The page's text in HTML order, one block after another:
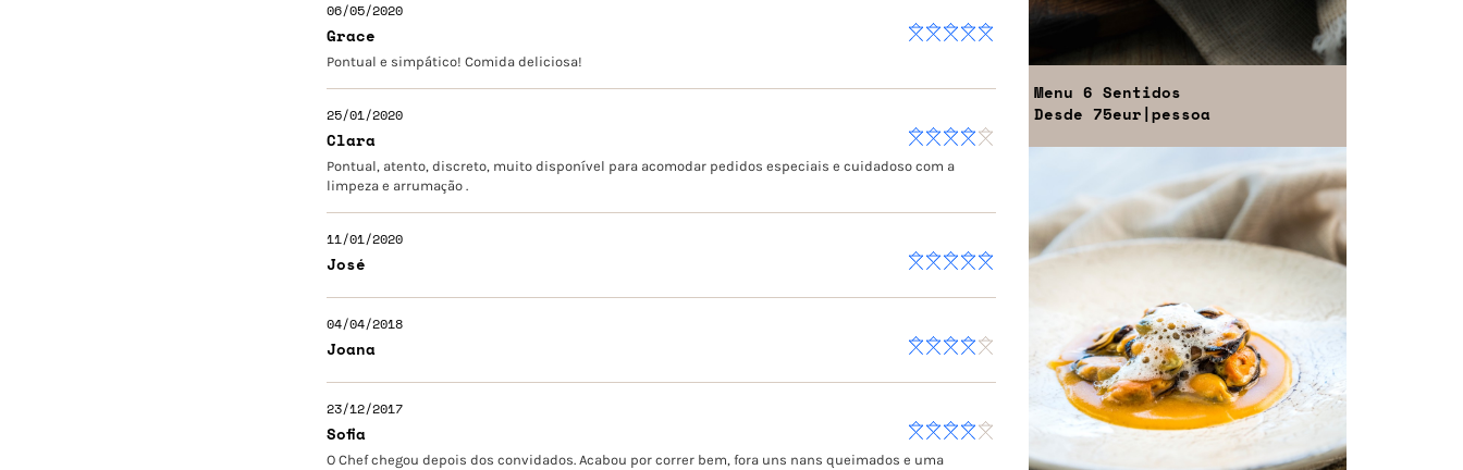
06/05/2020
Grace
Pontual e simpático! Comida deliciosa!
25/01/2020
Clara
Pontual, atento, discreto, muito disponível para acomodar pedidos especiais e cuidadoso com a
limpeza e arrumação .
11/01/2020
José
04/04/2018
Joana
23/12/2017
Sofia
O Chef chegou depois dos convidados. Acabou por correr bem, fora uns nans queimados e uma
Menu 6 Sentidos
Desde 75eur|pessoa